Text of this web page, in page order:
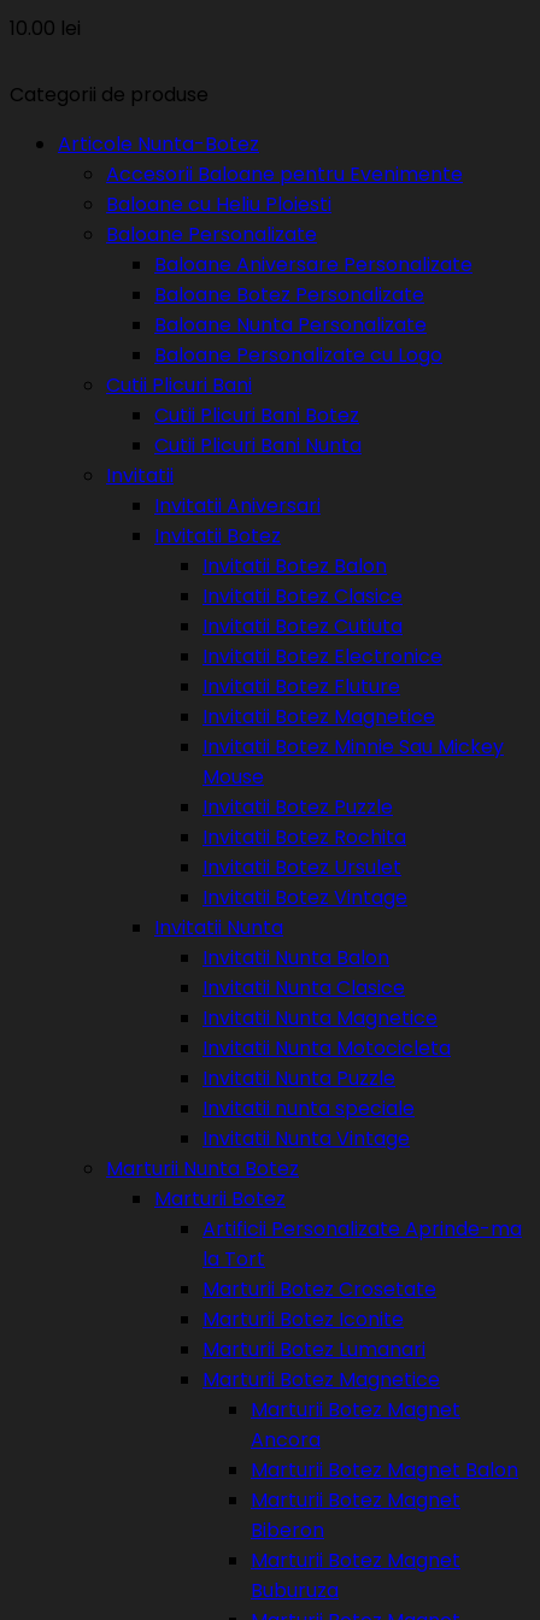
10.00 lei
Categorii de produse
Articole Nunta-Botez
Accesorii Baloane pentru Evenimente
Baloane cu Heliu Ploiesti
Baloane Personalizate
Baloane Aniversare Personalizate
Baloane Botez Personalizate
Baloane Nunta Personalizate
Baloane Personalizate cu Logo
Cutii Plicuri Bani
Cutii Plicuri Bani Botez
Cutii Plicuri Bani Nunta
Invitatii
Invitatii Aniversari
Invitatii Botez
Invitatii Botez Balon
Invitatii Botez Clasice
Invitatii Botez Cutiuta
Invitatii Botez Electronice
Invitatii Botez Fluture
Invitatii Botez Magnetice
Invitatii Botez Minnie Sau Mickey
Mouse
Invitatii Botez Puzzle
Invitatii Botez Rochita
Invitatii Botez Ursulet
Invitatii Botez Vintage
Invitatii Nunta
Invitatii Nunta Balon
Invitatii Nunta Clasice
Invitatii Nunta Magnetice
Invitatii Nunta Motocicleta
Invitatii Nunta Puzzle
Invitatii nunta speciale
Invitatii Nunta Vintage
Marturii Nunta Botez
Marturii Botez
Artificii Personalizate Aprinde-ma
la Tort
Marturii Botez Crosetate
Marturii Botez Iconite
Marturii Botez Lumanari
Marturii Botez Magnetice
Marturii Botez Magnet
Ancora
Marturii Botez Magnet Balon
Marturii Botez Magnet
Biberon
Marturii Botez Magnet
Buburuza